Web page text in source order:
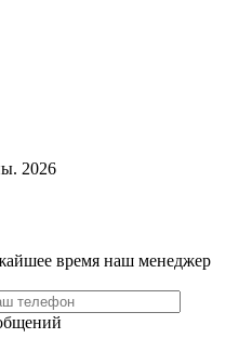
2026
время наш менеджер